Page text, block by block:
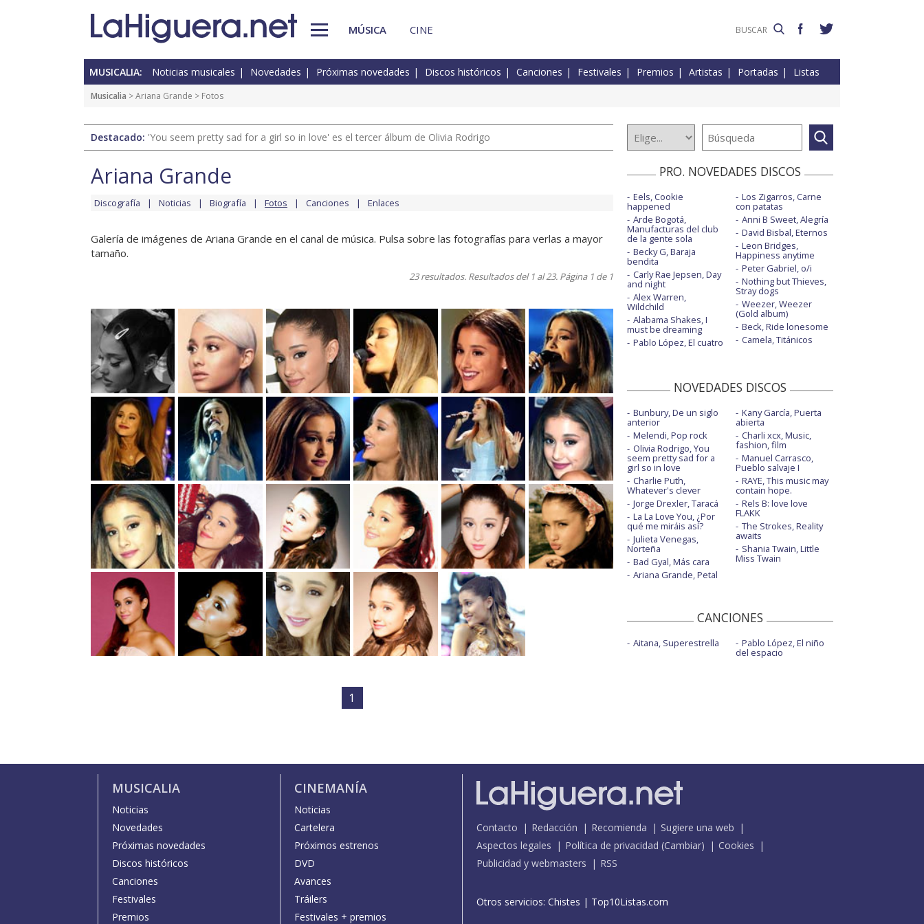
MÚSICA CINE
MUSICALIA: Noticias musicales Novedades Próximas novedades Discos históricos Canciones Festivales Premios Artistas Portadas Listas
Musicalia >Ariana Grande > Fotos
Destacado: 'You seem pretty sad for a girl so in love' es el tercer álbum de Olivia Rodrigo
Ariana Grande
Discografía Noticias Biografía Fotos Canciones Enlaces
Galería de imágenes de Ariana Grande en el canal de música. Pulsa sobre las fotografías para verlas a mayor
tamaño.
23 resultados. Resultados del 1 al 23. Página 1 de 1
1
PRO. NOVEDADES DISCOS
Eels, Cookie
happened
Arde Bogotá,
Manufacturas del club
de la gente sola
Becky G, Baraja
bendita
Carly Rae Jepsen, Day
and night
Alex Warren,
Wildchild
Alabama Shakes, I
must be dreaming
Pablo López, El cuatro
Los Zigarros, Carne
con patatas
Anni B Sweet, Alegría
David Bisbal, Eternos
Leon Bridges,
Happiness anytime
Peter Gabriel, o/i
Nothing but Thieves,
Stray dogs
Weezer, Weezer
(Gold album)
Beck, Ride lonesome
Camela, Titánicos
NOVEDADES DISCOS
Bunbury, De un siglo
anterior
Melendi, Pop rock
Olivia Rodrigo, You
seem pretty sad for a
girl so in love
Charlie Puth,
Whatever's clever
Jorge Drexler, Taracá
La La Love You, ¿Por
qué me miráis así?
Julieta Venegas,
Norteña
Bad Gyal, Más cara
Ariana Grande, Petal
Kany García, Puerta
abierta
Charli xcx, Music,
fashion, film
Manuel Carrasco,
Pueblo salvaje I
RAYE, This music may
contain hope.
Rels B: love love
FLAKK
The Strokes, Reality
awaits
Shania Twain, Little
Miss Twain
CANCIONES
Aitana, Superestrella Pablo López, El niño
del espacio
MUSICALIA
Noticias
Novedades
Próximas novedades
Discos históricos
Canciones
Festivales
Premios
CINEMANÍA
Noticias
Cartelera
Próximos estrenos
DVD
Avances
Tráilers
Festivales + premios
Contacto Redacción Recomienda
Sugiere una web
Aspectos legales
Política de privacidad (Cambiar)
Cookies
Publicidad y webmasters
RSS
Otros servicios: Chistes | Top10Listas.com